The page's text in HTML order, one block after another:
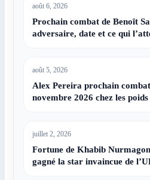
août 6, 2026
Prochain combat de Benoît
adversaire, date et ce qui
août 5, 2026
Alex Pereira prochain
novembre 2026 chez les
juillet 2, 2026
Fortune de Khabib
gagné la star invaincue de